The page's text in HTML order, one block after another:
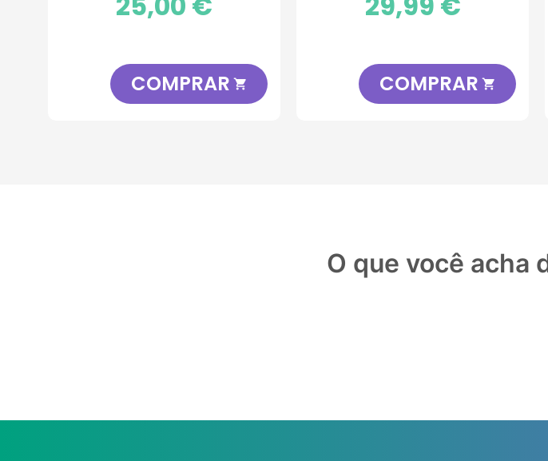
COMPRAR  COMPRAR 
O que você acha